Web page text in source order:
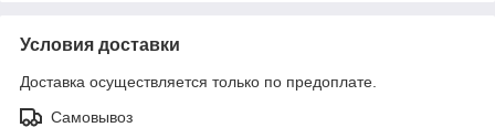
Условия доставки
Доставка осуществляется только по предоплате.
Самовывоз